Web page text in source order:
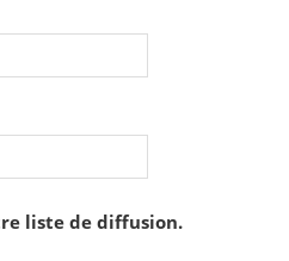
liste de diffusion.